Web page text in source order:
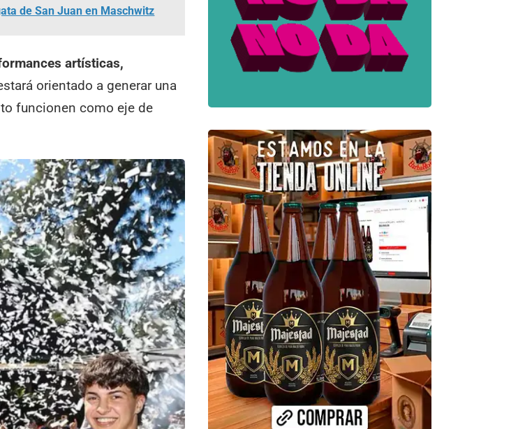
de San Juan en Maschwitz
artísticas,
orientado a generar una
funcionen como eje de